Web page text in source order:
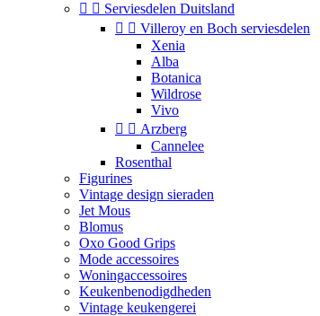
  Serviesdelen Duitsland
  Villeroy en Boch serviesdelen
Xenia
Alba
Botanica
Wildrose
Vivo
  Arzberg
Cannelee
Rosenthal
Figurines
Vintage design sieraden
Jet Mous
Blomus
Oxo Good Grips
Mode accessoires
Woningaccessoires
Keukenbenodigdheden
Vintage keukengerei